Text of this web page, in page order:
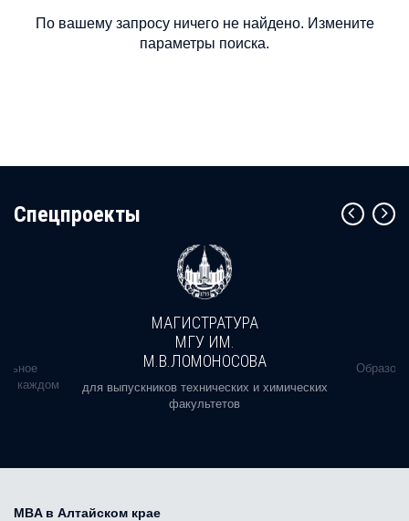
По вашему запросу ничего не найдено. Измените
параметры поиска.
Cпецпроекты
в каждом
МАГИСТРАТУРА
МГУ ИМ.
М.В.ЛОМОНОСОВА
для выпускников технических и химических
факультетов
MBA в Алтайском крае